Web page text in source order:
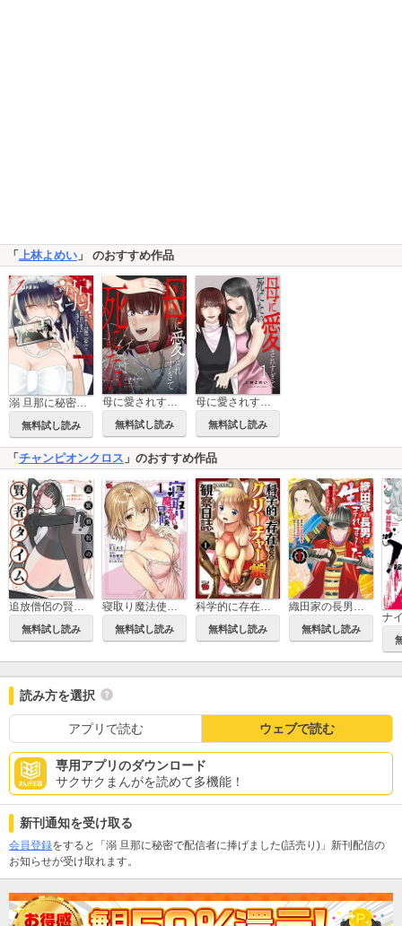
「 上林よめい 」 のおすすめ作品
溺 旦那に秘密で配信者に捧げました
無料試し読み
母に愛されすぎて死にたい
無料試し読み
母に愛されすぎて死にたい【電子単行本版】
無料試し読み
「 チャンピオンクロス 」のおすすめ作品
追放僧侶の賢者タイム
無料試し読み
寝取り魔法使いの冒険
無料試し読み
科学的に存在しうるクリーチャー娘の観察日誌
無料試し読み
織田家の長男に生まれました～戦国時代に転生したけど、死にたくないので改革を起こします～
無料試し読み
読み方を選択
アプリで読む ウェブで読む
専用アプリのダウンロード
サクサクまんがを読めて多機能！
新刊通知を受け取る
会員登録をすると「溺 旦那に秘密で配信者に捧げました(話売り)」新刊配信の
お知らせが受け取れます。